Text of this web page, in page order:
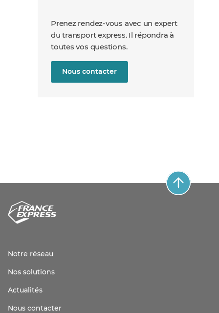
Prenez rendez-vous avec un expert
du transport express. Il répondra à
toutes vos questions.
Nous contacter
Notre réseau
Nos solutions
Actualités
Nous contacter